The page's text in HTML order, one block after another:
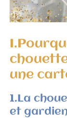
une
1.La
et